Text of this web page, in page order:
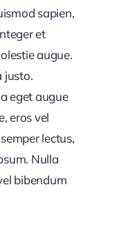
sapien,
et
augue.
justo.
eget augue
eros vel
lectus,
Nulla
bibendum